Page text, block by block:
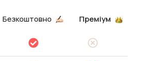
Безкоштовно Преміум